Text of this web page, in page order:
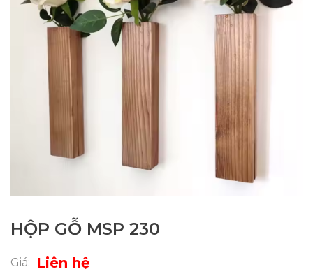
HỘP GỖ MSP 230
Giá: Liên hệ